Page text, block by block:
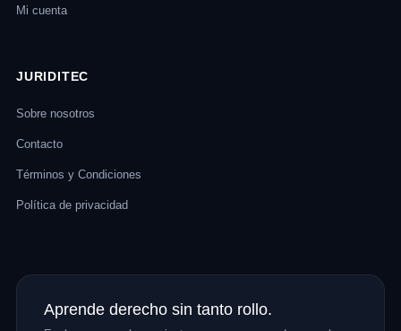
Mi cuenta
JURIDITEC
Sobre nosotros
Contacto
Términos y Condiciones
Política de privacidad
Aprende derecho sin tanto rollo.